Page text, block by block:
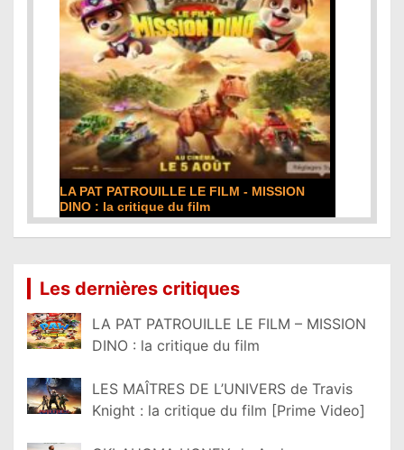
LA PAT PATROUILLE LE FILM - MISSION
DINO : la critique du film
Les dernières critiques
LA PAT PATROUILLE LE FILM – MISSION
DINO : la critique du film
LES MAÎTRES DE L’UNIVERS de Travis
Knight : la critique du film [Prime Video]